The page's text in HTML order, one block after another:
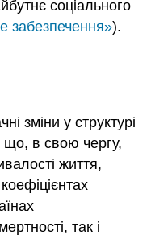
соціального
забезпечення»).
зміни у структурі
що, в свою чергу,
життя,
так і